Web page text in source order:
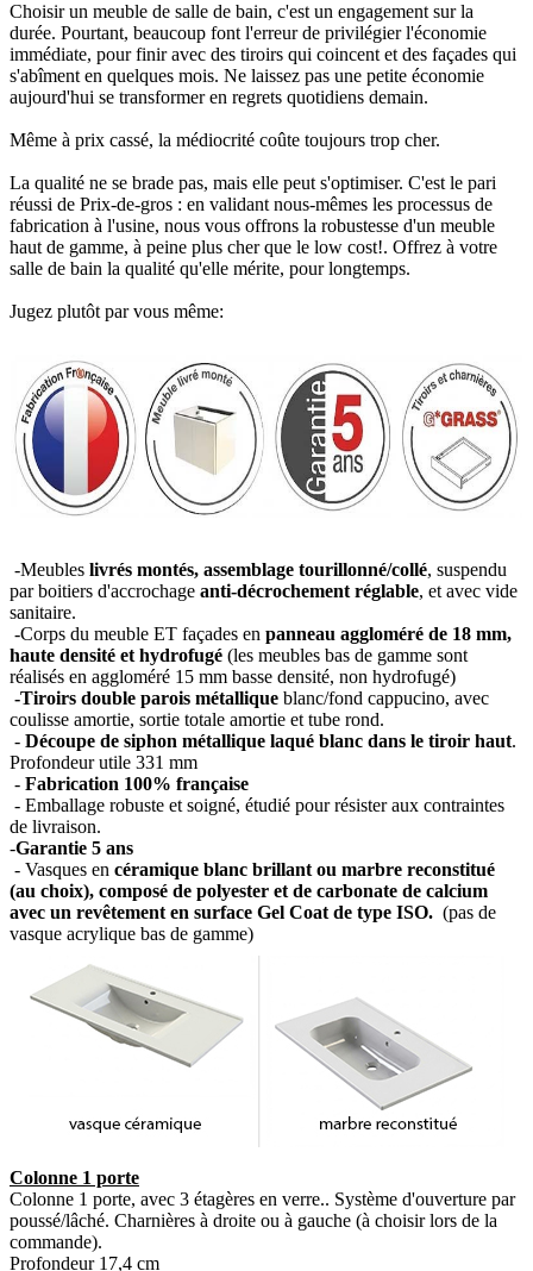
Choisir un meuble de salle de bain, c'est un engagement sur la
durée. Pourtant, beaucoup font l'erreur de privilégier l'économie
immédiate, pour finir avec des tiroirs qui coincent et des façades qui
s'abîment en quelques mois. Ne laissez pas une petite économie
aujourd'hui se transformer en regrets quotidiens demain.
Même à prix cassé, la médiocrité coûte toujours trop cher.
La qualité ne se brade pas, mais elle peut s'optimiser. C'est le pari
réussi de Prix-de-gros : en validant nous-mêmes les processus de
fabrication à l'usine, nous vous offrons la robustesse d'un meuble
haut de gamme, à peine plus cher que le low cost!. Offrez à votre
salle de bain la qualité qu'elle mérite, pour longtemps.
Jugez plutôt par vous même:
-Meubles livrés montés, assemblage tourillonné/collé, suspendu
par boitiers d'accrochage anti-décrochement réglable, et avec vide
sanitaire.
-Corps du meuble ET façades en panneau aggloméré de 18 mm,
haute densité et hydrofugé (les meubles bas de gamme sont
réalisés en aggloméré 15 mm basse densité, non hydrofugé)
-Tiroirs double parois métallique blanc/fond cappucino, avec
coulisse amortie, sortie totale amortie et tube rond.
- Découpe de siphon métallique laqué blanc dans le tiroir haut.
Profondeur utile 331 mm
- Fabrication 100% française
- Emballage robuste et soigné, étudié pour résister aux contraintes
de livraison.
-Garantie 5 ans
- Vasques en céramique blanc brillant ou marbre reconstitué
(au choix), composé de polyester et de carbonate de calcium
avec un revêtement en surface Gel Coat de type ISO. (pas de
vasque acrylique bas de gamme)
Colonne 1 porte
Colonne 1 porte, avec 3 étagères en verre.. Système d'ouverture par
poussé/lâché. Charnières à droite ou à gauche (à choisir lors de la
commande).
Profondeur 17,4 cm